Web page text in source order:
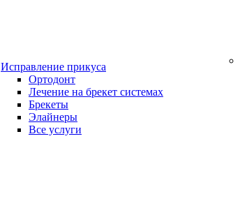
Исправление прикуса
Ортодонт
Лечение на брекет системах
Брекеты
Элайнеры
Все услуги